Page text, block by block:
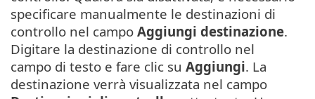
specificare manualmente le destinazioni di
controllo nel campo Aggiungi destinazione.
Digitare la destinazione di controllo nel
campo di testo e fare clic su Aggiungi. La
destinazione verrà visualizzata nel campo